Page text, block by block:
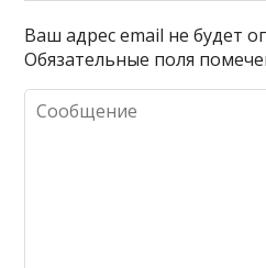
Ваш адрес email не будет
Обязательные поля